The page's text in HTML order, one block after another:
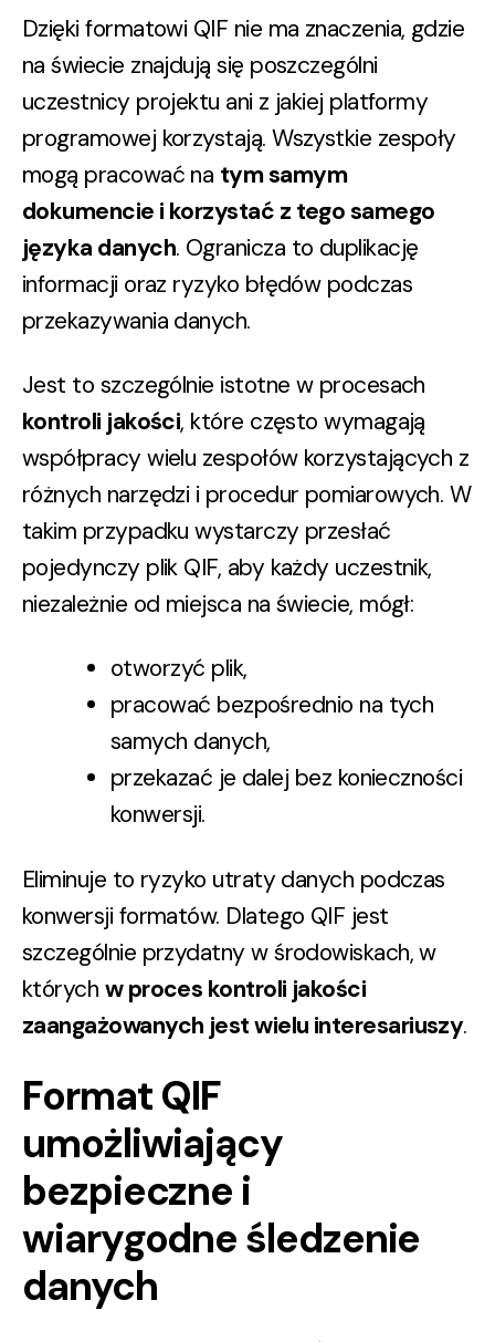
Dzięki formatowi QIF nie ma znaczenia, gdzie
na świecie znajdują się poszczególni
uczestnicy projektu ani z jakiej platformy
programowej korzystają. Wszystkie zespoły
mogą pracować na tym samym
dokumencie i korzystać z tego samego
języka danych. Ogranicza to duplikację
informacji oraz ryzyko błędów podczas
przekazywania danych.
Jest to szczególnie istotne w procesach
kontroli jakości, które często wymagają
współpracy wielu zespołów korzystających z
różnych narzędzi i procedur pomiarowych. W
takim przypadku wystarczy przesłać
pojedynczy plik QIF, aby każdy uczestnik,
niezależnie od miejsca na świecie, mógł:
otworzyć plik,
pracować bezpośrednio na tych
samych danych,
przekazać je dalej bez konieczności
konwersji.
Eliminuje to ryzyko utraty danych podczas
konwersji formatów. Dlatego QIF jest
szczególnie przydatny w środowiskach, w
których w proces kontroli jakości
zaangażowanych jest wielu interesariuszy.
Format QIF
umożliwiający
bezpieczne i
wiarygodne śledzenie
danych